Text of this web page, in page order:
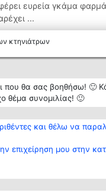
κτηνιάτρων
που θα σας βοηθήσω! 🙂
θέμα συνομιλίας! 🙂
και θέλω να
επιχείρηση μου στην
ευρεία γκάμα
...
Κατάταξη
Διακριθέντες
Λίστα όλων
των
Μεθοδολογία
προϋποθέσεις
ΠΟΛΙΤΙΚΗ